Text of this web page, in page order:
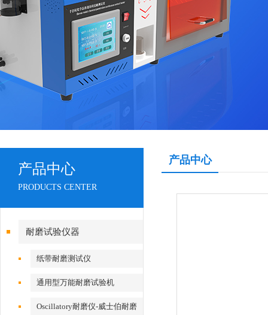
产品中心
PRODUCTS CENTER
耐磨试验仪器
纸带耐磨测试仪
通用型万能耐磨试验机
Oscillatory耐磨仪-威士伯耐磨
产品中心